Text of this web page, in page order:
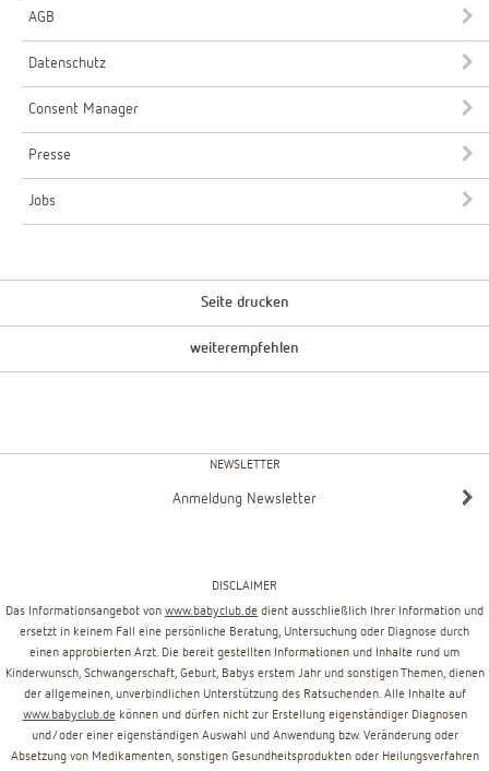
AGB
Datenschutz
Consent Manager
Presse
Jobs
Seite drucken
weiterempfehlen
NEWSLETTER
Anmeldung Newsletter
DISCLAIMER
Das Informationsangebot von www.babyclub.de dient ausschließlich Ihrer Information und
ersetzt in keinem Fall eine persönliche Beratung, Untersuchung oder Diagnose durch
einen approbierten Arzt. Die bereit gestellten Informationen und Inhalte rund um
Kinderwunsch, Schwangerschaft, Geburt, Babys erstem Jahr und sonstigen Themen, dienen
der allgemeinen, unverbindlichen Unterstützung des Ratsuchenden. Alle Inhalte auf
www.babyclub.de können und dürfen nicht zur Erstellung eigenständiger Diagnosen
und/oder einer eigenständigen Auswahl und Anwendung bzw. Veränderung oder
Absetzung von Medikamenten, sonstigen Gesundheitsprodukten oder Heilungsverfahren